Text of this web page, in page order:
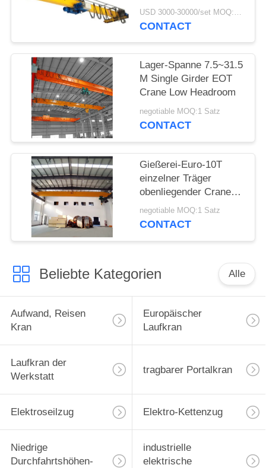
Single Beam Art A3 A4USD 3000-30000/set MOQ:1 Satz
CONTACT
Lager-Spanne 7.5~31.5
M Single Girder EOT
Crane Low Headroom
negotiable MOQ:1 Satz
CONTACT
Gießerei-Euro-10T
einzelner Träger
obenliegender Crane
Compact Structure
negotiable MOQ:1 Satz
CONTACT
Beliebte Kategorien Alle
Aufwand, Reisen
Kran
Europäischer
Laufkran
Laufkran der
Werkstatt
tragbarer Portalkran
Elektroseilzug Elektro-Kettenzug
Niedrige
Durchfahrtshöhen-
industrielle
elektrische